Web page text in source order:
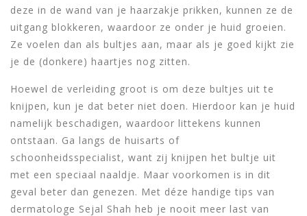
deze in de wand van je haarzakje prikken, kunnen ze de
uitgang blokkeren, waardoor ze onder je huid groeien.
Ze voelen dan als bultjes aan, maar als je goed kijkt zie
je de (donkere) haartjes nog zitten.
Hoewel de verleiding groot is om deze bultjes uit te
knijpen, kun je dat beter niet doen. Hierdoor kan je huid
namelijk beschadigen, waardoor littekens kunnen
ontstaan. Ga langs de huisarts of
schoonheidsspecialist, want zij knijpen het bultje uit
met een speciaal naaldje. Maar voorkomen is in dit
geval beter dan genezen. Met déze handige tips van
dermatologe Sejal Shah heb je nooit meer last van